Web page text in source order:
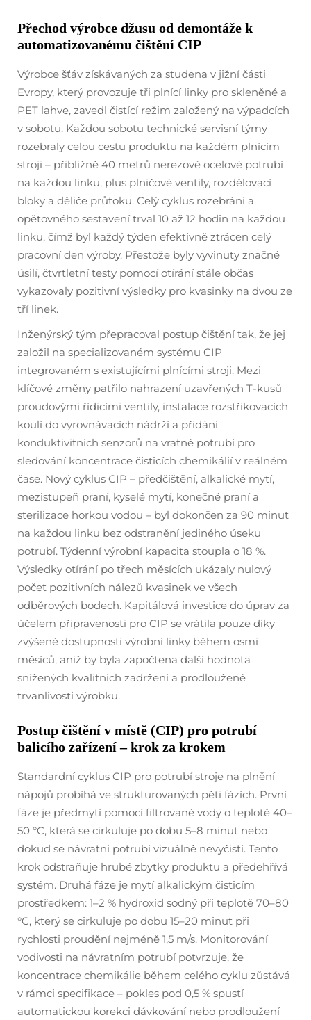
Přechod výrobce džusu od demontáže k
automatizovanému čištění CIP
Výrobce šťáv získávaných za studena v jižní části
Evropy, který provozuje tři plnící linky pro skleněné a
PET lahve, zavedl čistící režim založený na výpadcích
v sobotu. Každou sobotu technické servisní týmy
rozebraly celou cestu produktu na každém plnícím
stroji – přibližně 40 metrů nerezové ocelové potrubí
na každou linku, plus plničové ventily, rozdělovací
bloky a děliče průtoku. Celý cyklus rozebrání a
opětovného sestavení trval 10 až 12 hodin na každou
linku, čímž byl každý týden efektivně ztrácen celý
pracovní den výroby. Přestože byly vyvinuty značné
úsilí, čtvrtletní testy pomocí otírání stále občas
vykazovaly pozitivní výsledky pro kvasinky na dvou ze
tří linek.
Inženýrský tým přepracoval postup čištění tak, že jej
založil na specializovaném systému CIP
integrovaném s existujícími plnícími stroji. Mezi
klíčové změny patřilo nahrazení uzavřených T-kusů
proudovými řídicími ventily, instalace rozstřikovacích
koulí do vyrovnávacích nádrží a přidání
konduktivitních senzorů na vratné potrubí pro
sledování koncentrace čisticích chemikálií v reálném
čase. Nový cyklus CIP – předčištění, alkalické mytí,
mezistupeň praní, kyselé mytí, konečné praní a
sterilizace horkou vodou – byl dokončen za 90 minut
na každou linku bez odstranění jediného úseku
potrubí. Týdenní výrobní kapacita stoupla o 18 %.
Výsledky otírání po třech měsících ukázaly nulový
počet pozitivních nálezů kvasinek ve všech
odběrových bodech. Kapitálová investice do úprav za
účelem připravenosti pro CIP se vrátila pouze díky
zvýšené dostupnosti výrobní linky během osmi
měsíců, aniž by byla započtena další hodnota
snížených kvalitních zadržení a prodloužené
trvanlivosti výrobku.
Postup čištění v místě (CIP) pro potrubí
balicího zařízení – krok za krokem
Standardní cyklus CIP pro potrubí stroje na plnění
nápojů probíhá ve strukturovaných pěti fázích. První
fáze je předmytí pomocí filtrované vody o teplotě 40–
50 °C, která se cirkuluje po dobu 5–8 minut nebo
dokud se návratní potrubí vizuálně nevyčistí. Tento
krok odstraňuje hrubé zbytky produktu a předehřívá
systém. Druhá fáze je mytí alkalickým čisticím
prostředkem: 1–2 % hydroxid sodný při teplotě 70–80
°C, který se cirkuluje po dobu 15–20 minut při
rychlosti proudění nejméně 1,5 m/s. Monitorování
vodivosti na návratním potrubí potvrzuje, že
koncentrace chemikálie během celého cyklu zůstává
v rámci specifikace – pokles pod 0,5 % spustí
automatickou korekci dávkování nebo prodloužení